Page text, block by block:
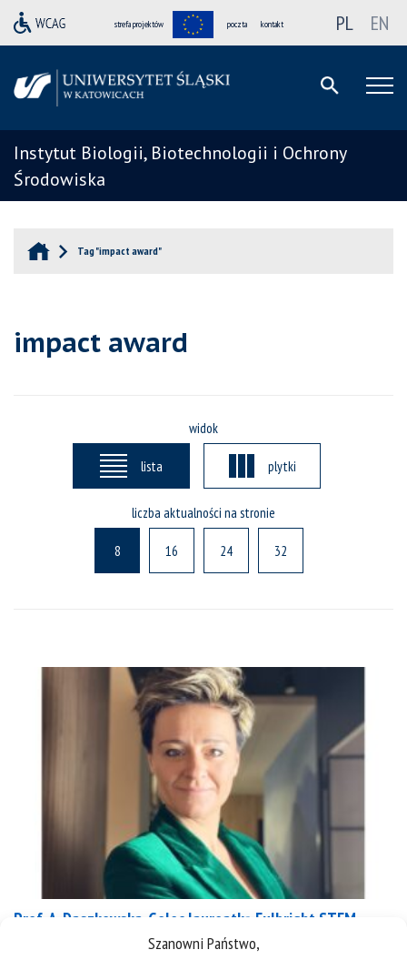
Szanowni Państwo,
strefa projektów poczta kontakt PL EN
Instytut Biologii, Biotechnologii i Ochrony
Środowiska
Tag "impact award"
impact award
widok
lista plytki
liczba aktualności na stronie
8 16 24 32
Prof. A. Daszkowska-Golec laureatką Fulbright STEM
Impact Award 2023/2024